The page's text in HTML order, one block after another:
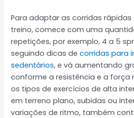
Para adaptar as corridas rápidas
treino, comece com uma
repetições, por exemplo, 4 a 5
seguindo dicas decorridas para
sedentários, e vá aumentando
conforme a resistência e a força
os tipos de exercícios de alta
em terreno plano, subidas ou
variações de ritmo, também